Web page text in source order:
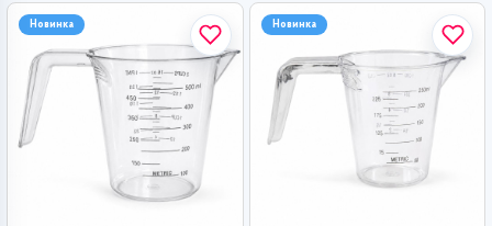
Новинка Новинка